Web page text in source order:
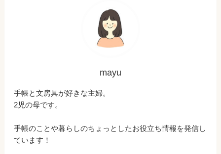
mayu
手帳と文房具が好きな主婦。
2児の母です。
手帳のことや暮らしのちょっとしたお役立ち情報を発信し
ています！